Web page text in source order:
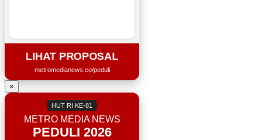
LIHAT PROPOSAL
metromedianews.co/peduli
×
HUT RI KE-81
METRO MEDIA NEWS
PEDULI 2026